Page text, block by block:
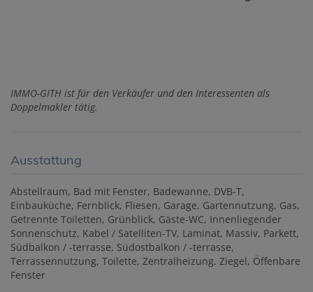
IMMO-GITH ist für den Verkäufer und den Interessenten als
Doppelmakler tätig.
Ausstattung
Abstellraum Bad mit Fenster Badewanne DVB-T
Einbauküche Fernblick Fliesen Garage Gartennutzung Gas
Getrennte Toiletten Grünblick Gäste-WC Innenliegender
Sonnenschutz Kabel / Satelliten-TV Laminat Massiv Parkett
Südbalkon / -terrasse Südostbalkon / -terrasse
Terrassennutzung Toilette Zentralheizung Ziegel Öffenbare
Fenster